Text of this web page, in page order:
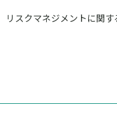
リスクマネジメントに関